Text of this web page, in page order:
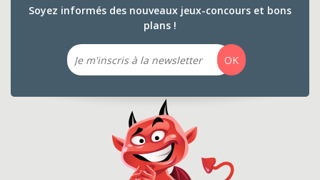
Soyez informés des nouveaux jeux-concours et bons
plans !
Email
OK